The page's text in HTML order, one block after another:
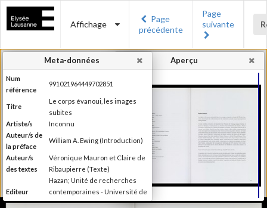
Affichage
Page
précédente
Page
suivante
Aperçu
Meta-données
Num
référence
991021964449702851
Titre
Le corps évanoui, les images
subites
Artiste/s
Inconnu
Auteur/s de
la préface
William A. Ewing (Introduction)
Auteur/s
des textes
Véronique Mauron et Claire de
Ribaupierre (Texte)
Editeur
Hazan; Unité de recherches
contemporaines - Université de
Lausanne; Musée de l'Elysée